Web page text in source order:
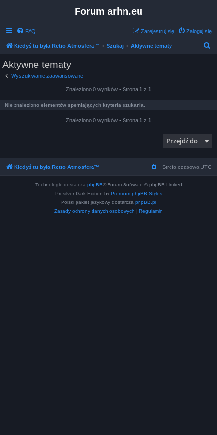
Forum arhn.eu
FAQ Zaloguj się
Zarejestruj się
Kiedyś tu była Retro Atmosfera™ Szukaj Aktywne tematy
Aktywne tematy
Wyszukiwanie zaawansowane
Znaleziono 0 wyników • Strona 1 z 1
Nie znaleziono elementów spełniających kryteria szukania.
Znaleziono 0 wyników • Strona 1 z 1
Przejdź do
Kiedyś tu była Retro Atmosfera™ Strefa czasowa UTC
Technologię dostarcza phpBB® Forum Software © phpBB Limited
Prosilver Dark Edition by Premium phpBB Styles
Polski pakiet językowy dostarcza phpBB.pl
Zasady ochrony danych osobowych | Regulamin